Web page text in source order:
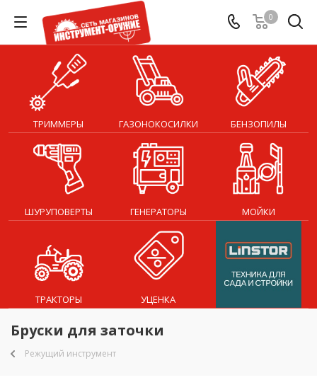
0
ТРИММЕРЫ ГАЗОНОКОСИЛКИ БЕНЗОПИЛЫ
ШУРУПОВЕРТЫ ГЕНЕРАТОРЫ МОЙКИ
ТРАКТОРЫ УЦЕНКА
Бруски для заточки
Режущий инструмент